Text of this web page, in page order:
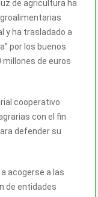
de agricultura ha
y ha trasladado a
por los buenos
millones de euros
cooperativo
con el fin
defender su
acogerse a las
de entidades